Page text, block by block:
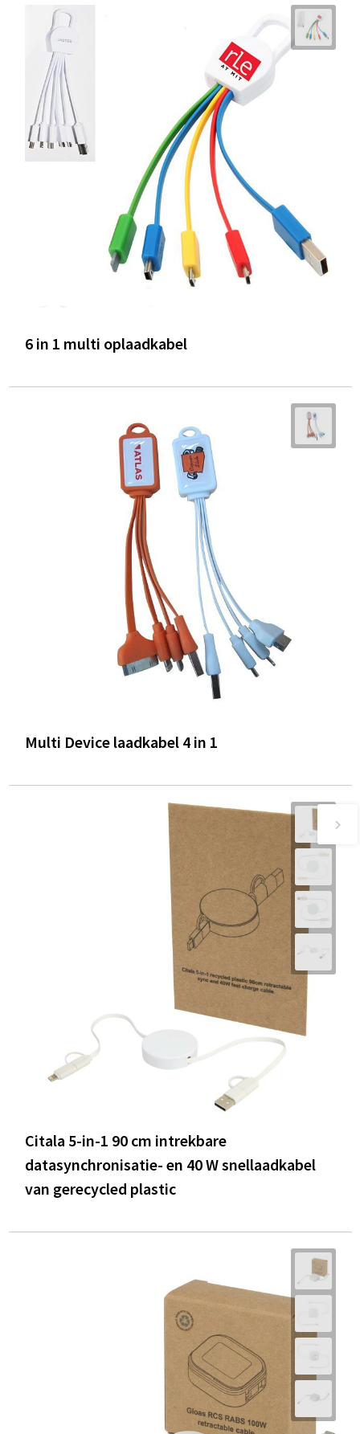
6 in 1 multi oplaadkabel
Multi Device laadkabel 4 in 1
Citala 5-in-1 90 cm intrekbare
datasynchronisatie- en 40 W snellaadkabel
van gerecycled plastic